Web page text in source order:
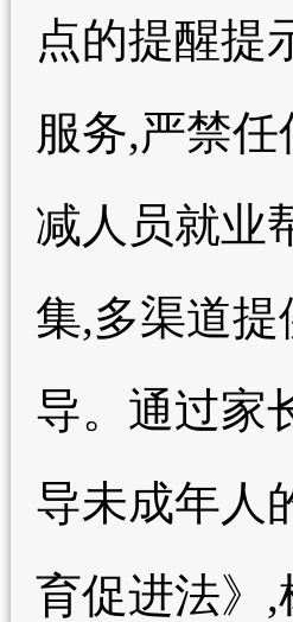
点的提醒提
服务,严禁
减人员就业
集,多渠道
导。通过家
导未成年人
育促进法》